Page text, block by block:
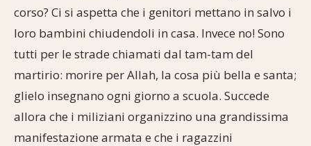
corso? Ci si aspetta che i genitori mettano in salvo i
loro bambini chiudendoli in casa. Invece no! Sono
tutti per le strade chiamati dal tam-tam del
martirio: morire per Allah, la cosa più bella e santa;
glielo insegnano ogni giorno a scuola. Succede
allora che i miliziani organizzino una grandissima
manifestazione armata e che i ragazzini